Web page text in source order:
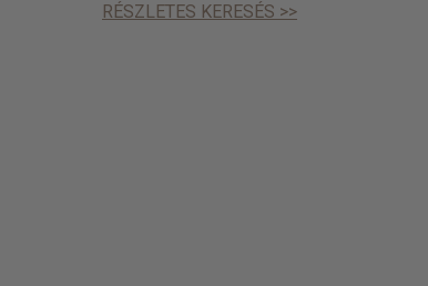
RÉSZLETES KERESÉS >>